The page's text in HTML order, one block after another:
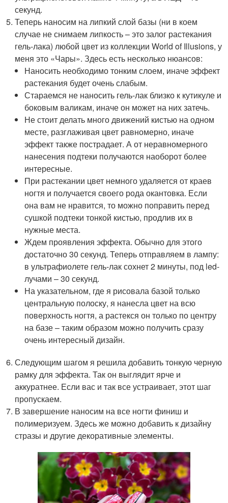
секунд.
Теперь наносим на липкий слой базы (ни в коем
случае не снимаем липкость – это залог растекания
гель-лака) любой цвет из коллекции World of Illusions, у
меня это «Чары». Здесь есть несколько нюансов:
Наносить необходимо тонким слоем, иначе эффект
растекания будет очень слабым.
Стараемся не наносить гель-лак близко к кутикуле и
боковым валикам, иначе он может на них затечь.
Не стоит делать много движений кистью на одном
месте, разглаживая цвет равномерно, иначе
эффект также пострадает. А от неравномерного
нанесения подтеки получаются наоборот более
интересные.
При растекании цвет немного удаляется от краев
ногтя и получается своего рода окантовка. Если
она вам не нравится, то можно поправить перед
сушкой подтеки тонкой кистью, продлив их в
нужные места.
Ждем проявления эффекта. Обычно для этого
достаточно 30 секунд. Теперь отправляем в лампу:
в ультрафиолете гель-лак сохнет 2 минуты, под led-
лучами – 30 секунд.
На указательном, где я рисовала базой только
центральную полоску, я нанесла цвет на всю
поверхность ногтя, а растекся он только по центру
на базе – таким образом можно получить сразу
очень интересный дизайн.
Следующим шагом я решила добавить тонкую черную
рамку для эффекта. Так он выглядит ярче и
аккуратнее. Если вас и так все устраивает, этот шаг
пропускаем.
В завершение наносим на все ногти финиш и
полимеризуем. Здесь же можно добавить к дизайну
стразы и другие декоративные элементы.